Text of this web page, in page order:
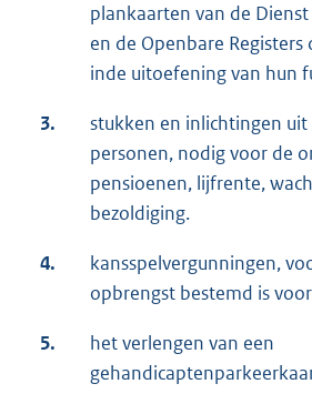
plankaarten van de
en de Openbare
inde uitoefening van hun
3.
stukken en inlichtingen uit
personen, nodig voor de
pensioenen, lijfrente,
bezoldiging.
4.
kansspelvergunningen,
opbrengst bestemd is
5.
het verlengen van een